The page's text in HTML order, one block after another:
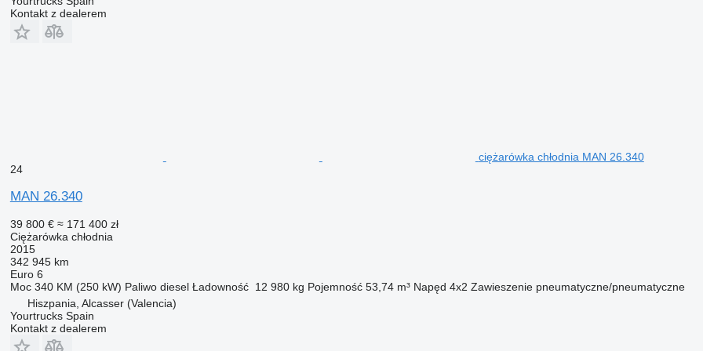
Kontakt z dealerem
ciężarówka chłodnia MAN 26.340
24
MAN 26.340
39 800 € ≈ 171 400 zł
Ciężarówka chłodnia
2015
342 945 km
Euro 6
Moc 340 KM (250 kW) Paliwo diesel Ładowność 12 980 kg Pojemność 53,74 m³ Napęd 4x2 Zawieszenie pneumatyczne/pneumatyczne
Hiszpania, Alcasser (Valencia)
Yourtrucks Spain
Kontakt z dealerem